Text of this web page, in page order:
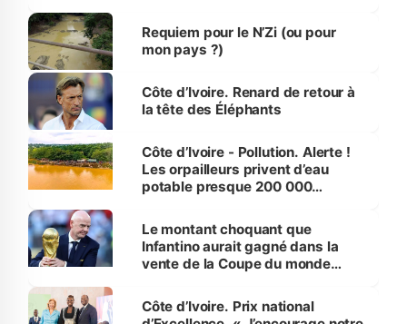
Requiem pour le N’Zi (ou pour
mon pays ?)
Côte d’Ivoire. Renard de retour à
la tête des Éléphants
Côte d’Ivoire - Pollution. Alerte !
Les orpailleurs privent d’eau
potable presque 200 000
Le montant choquant que
Infantino aurait gagné dans la
vente de la Coupe du monde
Côte d’Ivoire. Prix national